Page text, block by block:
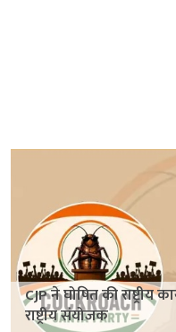
CJP ने घोषित की राष्ट्रीय
राष्ट्रीय संयोजक